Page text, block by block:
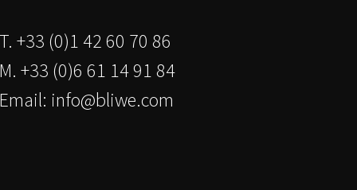
T. +33 (0)1 42 60 70 86
M. +33 (0)6 61 14 91 84
Email: info@bliwe.com